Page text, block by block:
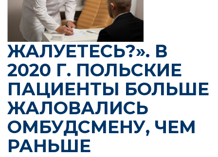
ЖАЛУЕТЕСЬ?». В
2020 Г. ПОЛЬСКИЕ
ПАЦИЕНТЫ БОЛЬШЕ
ЖАЛОВАЛИСЬ
ОМБУДСМЕНУ, ЧЕМ
РАНЬШЕ